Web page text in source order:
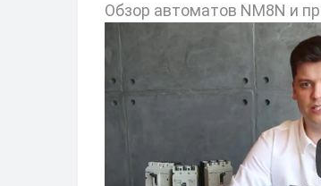
Обзор автоматов NM8N и